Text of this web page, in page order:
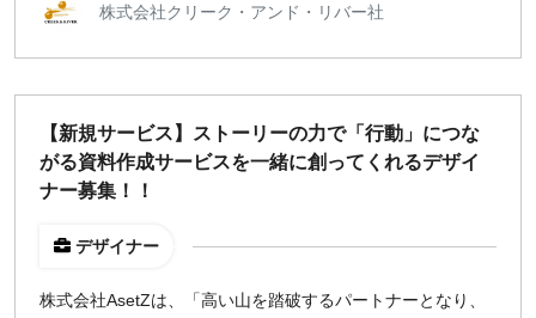
株式会社クリーク・アンド・リバー社
【新規サービス】ストーリーの力で「行動」につな
がる資料作成サービスを一緒に創ってくれるデザイ
ナー募集！！
デザイナー
株式会社AsetZは、「高い山を踏破するパートナーとなり、